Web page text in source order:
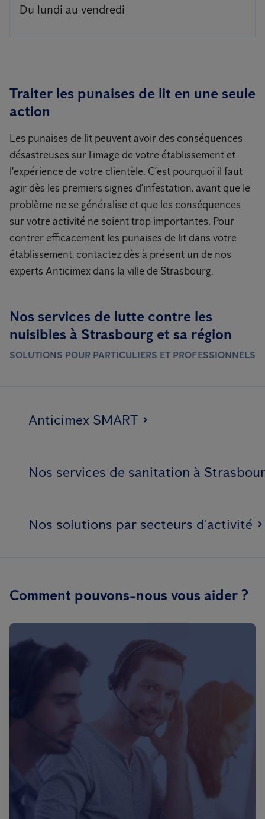
Du lundi au vendredi
Traiter les punaises de lit en une seule
action
Les punaises de lit peuvent avoir des conséquences
désastreuses sur l’image de votre établissement et
l'expérience de votre clientèle. C’est pourquoi il faut
agir dès les premiers signes d’infestation, avant que le
problème ne se généralise et que les conséquences
sur votre activité ne soient trop importantes. Pour
contrer efficacement les punaises de lit dans votre
établissement, contactez dès à présent un de nos
experts Anticimex dans la ville de Strasbourg.
Nos services de lutte contre les
nuisibles à Strasbourg et sa région
SOLUTIONS POUR PARTICULIERS ET PROFESSIONNELS
Anticimex SMART
Nos services de sanitation à
Nos solutions par secteurs d'activité
Comment pouvons-nous vous aider ?